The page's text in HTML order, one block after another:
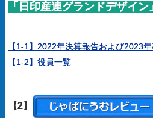
「日印産連グランドデザイ
【1-1】2022年決算報告および2023
【1-2】役員一覧
【2】